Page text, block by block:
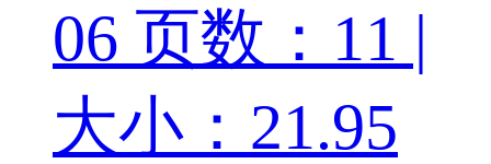
06 页数：11 |
大小：21.95